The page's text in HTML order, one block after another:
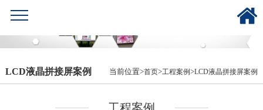
当前位置>首页>工程案例>LCD液晶拼接屏案例
LCD液晶拼接屏案例